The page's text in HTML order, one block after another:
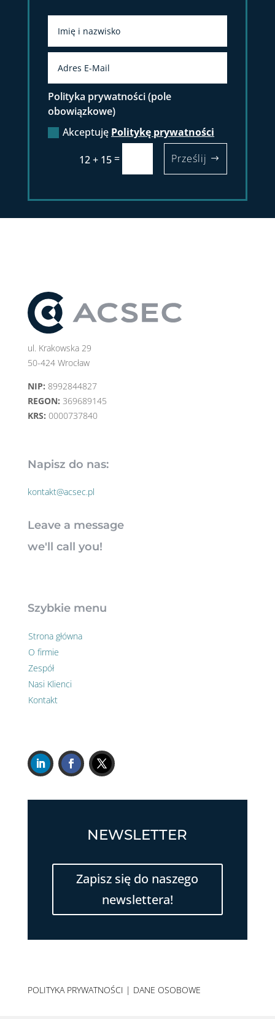
Polityka prywatności (pole
obowiązkowe)
Akceptuję Politykę prywatności
12 + 15= Prześlij
ul. Krakowska 29
50-424 Wrocław
NIP: 8992844827
REGON: 369689145
KRS: 0000737840
Napisz do nas:
kontakt@acsec.pl
Leave a message
we'll call you!
Szybkie menu
Strona główna
O firmie
Zespół
Nasi Klienci
Kontakt
NEWSLETTER
Zapisz się do naszego
newslettera!
POLITYKA PRYWATNOŚCI | DANE OSOBOWE